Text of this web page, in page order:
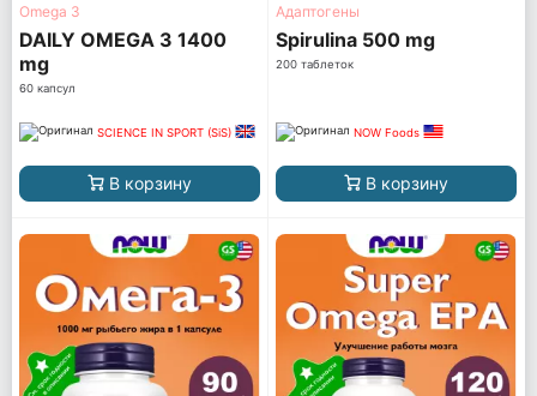
Omega 3
DAILY OMEGA 3 1400
mg
60 капсул
SCIENCE IN SPORT (SiS)
В корзину
Адаптогены
Spirulina 500 mg
200 таблеток
NOW Foods
В корзину